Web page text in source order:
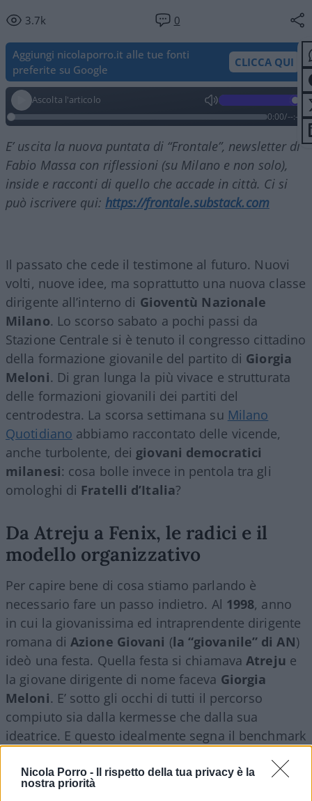
Nicola Porro -
Il rispetto della tua privacy è la
nostra priorità
3.7k 0
Aggiungi nicolaporro.it alle tue fonti
preferite su Google
CLICCA QUI
Ascolta l'articolo
0:00/--:--
E’ uscita la nuova puntata di “Frontale”, newsletter di
Fabio Massa con riflessioni (su Milano e non solo),
inside e racconti di quello che accade in città. Ci si
può iscrivere qui: https://frontale.substack.com
Il passato che cede il testimone al futuro. Nuovi
volti, nuove idee, ma soprattutto una nuova classe
dirigente all’interno di Gioventù Nazionale
Milano. Lo scorso sabato a pochi passi da
Stazione Centrale si è tenuto il congresso cittadino
della formazione giovanile del partito di Giorgia
Meloni. Di gran lunga la più vivace e strutturata
delle formazioni giovanili dei partiti del
centrodestra. La scorsa settimana su Milano
Quotidiano abbiamo raccontato delle vicende,
anche turbolente, dei giovani democratici
milanesi: cosa bolle invece in pentola tra gli
omologhi di Fratelli d’Italia?
Da Atreju a Fenix, le radici e il
modello organizzativo
Per capire bene di cosa stiamo parlando è
necessario fare un passo indietro. Al 1998, anno
in cui la giovanissima ed intraprendente dirigente
romana di Azione Giovani (la “giovanile” di AN)
ideò una festa. Quella festa si chiamavaAtreju e
la giovane dirigente di nome faceva Giorgia
Meloni. E’ sotto gli occhi di tutti il percorso
compiuto sia dalla kermesse che dalla sua
ideatrice. E questo idealmente segna il benchmark
testimone di Azione Giovani nel passaggio da AN
a FdI. Ora che Atreju è diventato l’appuntamento